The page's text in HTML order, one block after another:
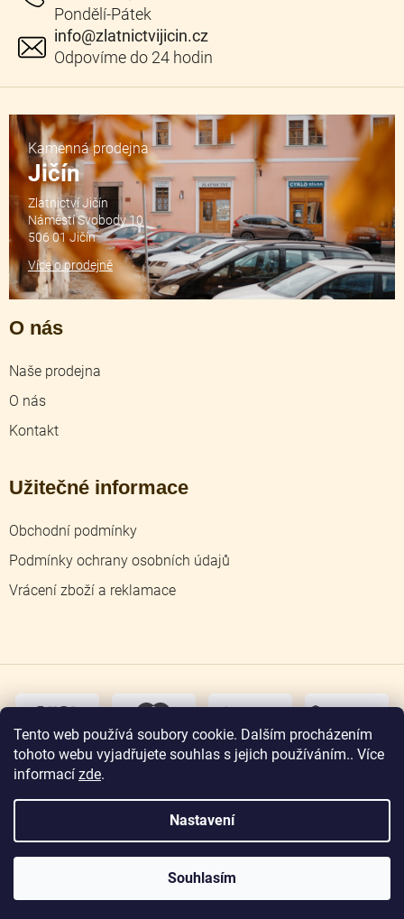
Tento web používá soubory cookie. Dalším procházením
tohoto webu vyjadřujete souhlas s jejich používáním.. Více
informací zde.
Nastavení
Souhlasím
info@zlatnictvijicin.cz
O nás
Naše prodejna
O nás
Kontakt
Užitečné informace
Obchodní podmínky
Podmínky ochrany osobních údajů
Vrácení zboží a reklamace
Kamenná prodejna
Jičín
Zlatnictví Jičín
Náměstí Svobody 10
506 01 Jičín
Více o prodejně
osobní
Copyright 2026Zlatnictví Jičín. Všechna práva
vyhrazena.